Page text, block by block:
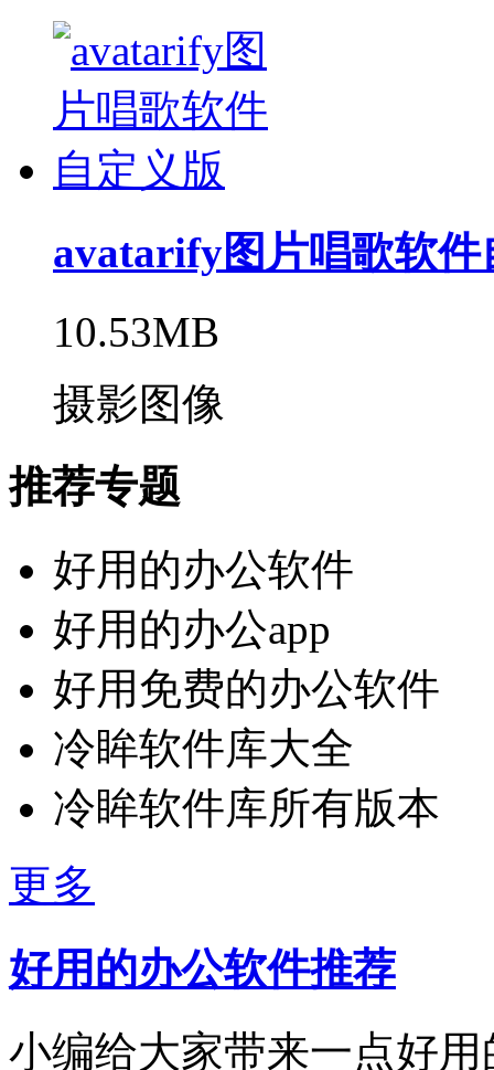
avatarify图片唱歌软件
10.53MB
摄影图像
推荐专题
好用的办公软件
好用的办公app
好用免费的办公软件
冷眸软件库大全
冷眸软件库所有版本
更多
好用的办公软件推荐
小编给大家带来一点好